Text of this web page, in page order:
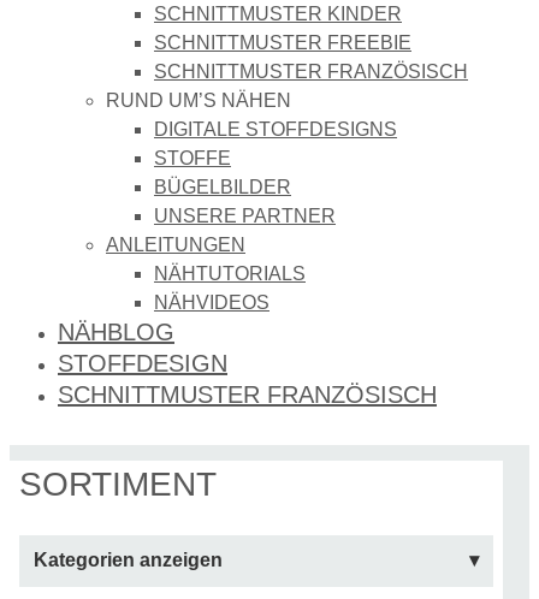
SCHNITTMUSTER KINDER
SCHNITTMUSTER FREEBIE
SCHNITTMUSTER FRANZÖSISCH
RUND UM’S NÄHEN
DIGITALE STOFFDESIGNS​
STOFFE
BÜGELBILDER
UNSERE PARTNER
ANLEITUNGEN
NÄHTUTORIALS
NÄHVIDEOS
NÄHBLOG
STOFFDESIGN
SCHNITTMUSTER FRANZÖSISCH
SORTIMENT
Kategorien anzeigen